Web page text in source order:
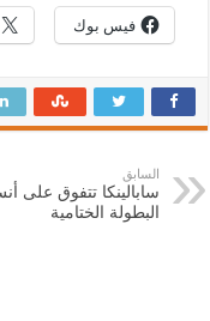
فيس بوك
السابق
سابالينكا تتفوق على
البطولة الختامية